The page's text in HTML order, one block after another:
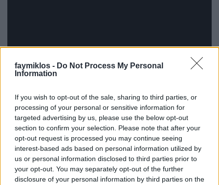
faymiklos - Do Not Process My Personal
Information
If you wish to opt-out of the sale, sharing to third parties, or
processing of your personal or sensitive information for
targeted advertising by us, please use the below opt-out
section to confirm your selection. Please note that after your
opt-out request is processed you may continue seeing
interest-based ads based on personal information utilized by
us or personal information disclosed to third parties prior to
your opt-out. You may separately opt-out of the further
disclosure of your personal information by third parties on the